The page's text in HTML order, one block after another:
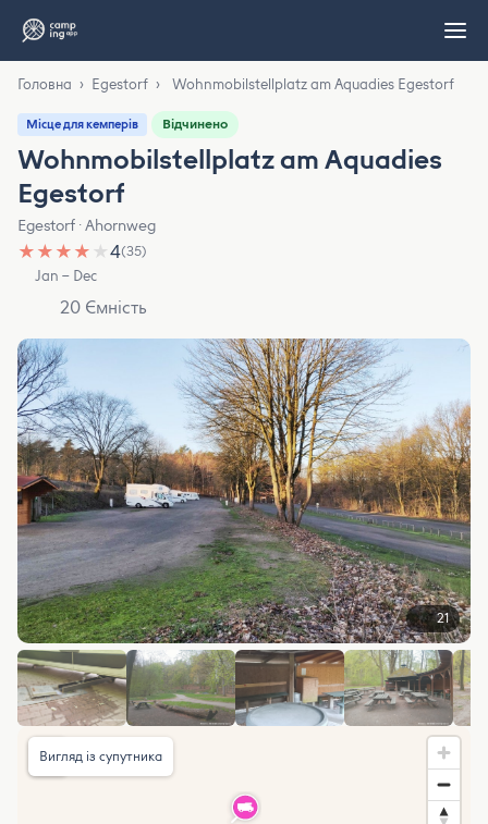
Головна › Egestorf › Wohnmobilstellplatz am Aquadies Egestorf
Місце для кемперів Відчинено
Wohnmobilstellplatz am Aquadies
Egestorf
Egestorf · Ahornweg
★ ★ ★ ★ ★4(35)
Jan – Dec
20 Ємність
21
Вигляд із супутника